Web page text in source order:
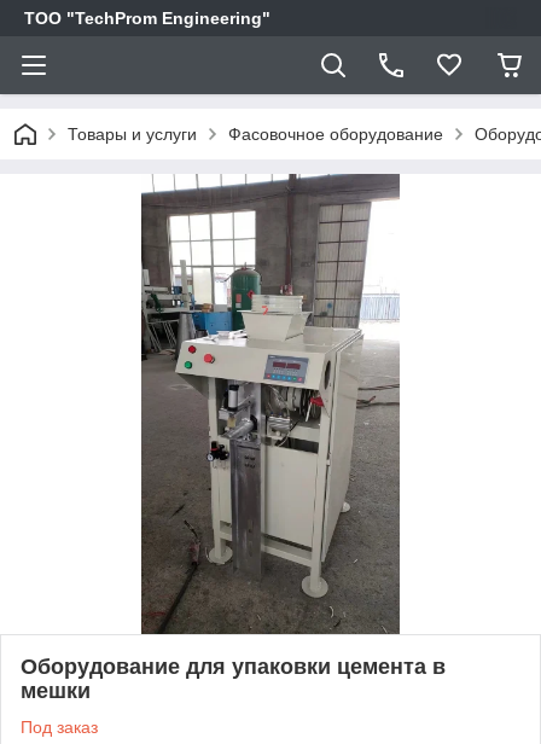
ТОО "TechProm Engineering"
Товары и услуги Фасовочное оборудование
Оборудование для упаковки цемента в
мешки
Под заказ